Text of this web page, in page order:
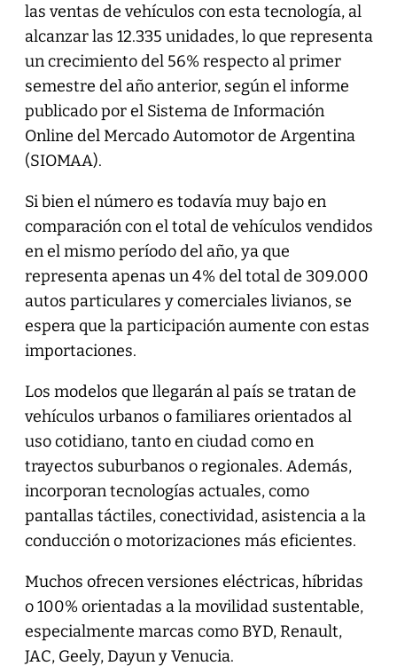
las ventas de vehículos con esta tecnología, al
alcanzar las 12.335 unidades, lo que representa
un crecimiento del 56% respecto al primer
semestre del año anterior, según el informe
publicado por el Sistema de Información
Online del Mercado Automotor de Argentina
(SIOMAA).
Si bien el número es todavía muy bajo en
comparación con el total de vehículos vendidos
en el mismo período del año, ya que
representa apenas un 4% del total de 309.000
autos particulares y comerciales livianos, se
espera que la participación aumente con estas
importaciones.
Los modelos que llegarán al país se tratan de
vehículos urbanos o familiares orientados al
uso cotidiano, tanto en ciudad como en
trayectos suburbanos o regionales. Además,
incorporan tecnologías actuales, como
pantallas táctiles, conectividad, asistencia a la
conducción o motorizaciones más eficientes.
Muchos ofrecen versiones eléctricas, híbridas
o 100% orientadas a la movilidad sustentable,
especialmente marcas como BYD, Renault,
JAC, Geely, Dayun y Venucia.